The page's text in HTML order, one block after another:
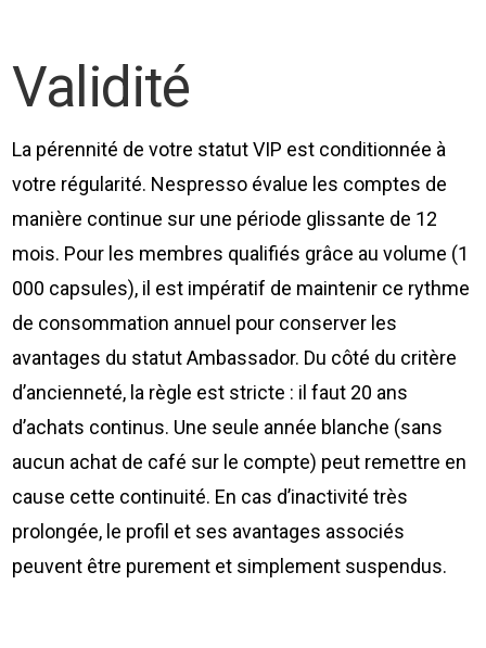
Validité
La pérennité de votre statut VIP est conditionnée à
votre régularité. Nespresso évalue les comptes de
manière continue sur une période glissante de 12
mois. Pour les membres qualifiés grâce au volume (1
000 capsules), il est impératif de maintenir ce rythme
de consommation annuel pour conserver les
avantages du statut Ambassador. Du côté du critère
d’ancienneté, la règle est stricte : il faut 20 ans
d’achats continus. Une seule année blanche (sans
aucun achat de café sur le compte) peut remettre en
cause cette continuité. En cas d’inactivité très
prolongée, le profil et ses avantages associés
peuvent être purement et simplement suspendus.